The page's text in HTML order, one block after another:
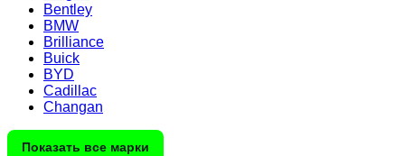
Bentley
BMW
Brilliance
Buick
BYD
Cadillac
Changan
Показать все марки